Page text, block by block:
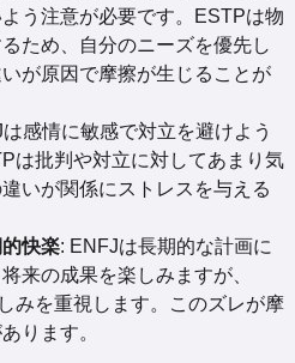
う注意が必要です。ESTPは物
ため、自分のニーズを優先し
が原因で摩擦が生じることが
感情に敏感で対立を避けよう
は批判や対立に対してあまり気
いが関係にストレスを与える
快楽: ENFJは長期的な計画に
来の成果を楽しみますが、
みを重視します。このズレが摩
ります。